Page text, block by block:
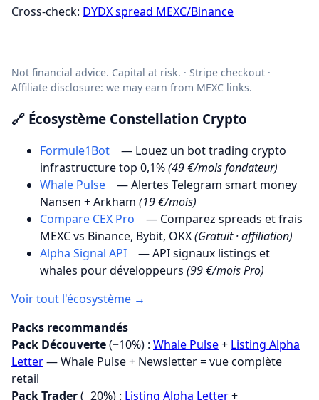
Cross-check: DYDX spread MEXC/Binance
Not financial advice. Capital at risk. · Stripe checkout ·
Affiliate disclosure: we may earn from MEXC links.
🔗 Écosystème Constellation Crypto
Formule1Bot
— Louez un bot trading crypto
infrastructure top 0,1%(49 €/mois fondateur)
Whale Pulse
— Alertes Telegram smart money
Nansen + Arkham (19 €/mois)
Compare CEX Pro
— Comparez spreads et frais
MEXC vs Binance, Bybit, OKX(Gratuit · affiliation)
Alpha Signal API
— API signaux listings et
whales pour développeurs (99 €/mois Pro)
Voir tout l'écosystème →
Packs recommandés
Pack Découverte(−10%) : Whale Pulse+ Listing Alpha
Letter— Whale Pulse + Newsletter = vue complète
retail
Pack Trader(−20%) : Listing Alpha Letter+